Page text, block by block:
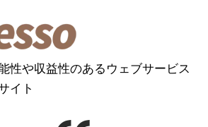
性や収益性のあるウェブサービス
イト